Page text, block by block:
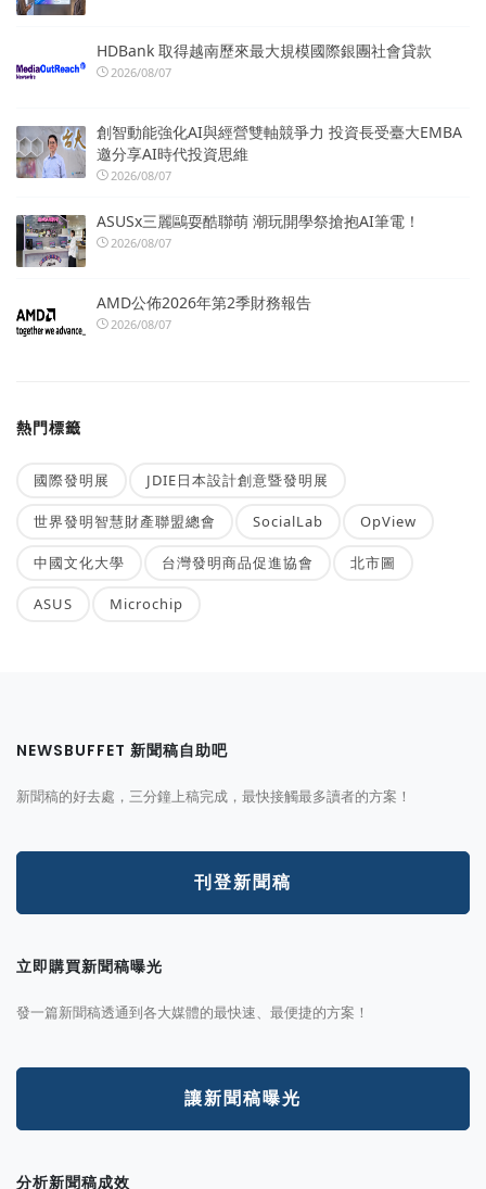
HDBank 取得越南歷來最大規模國際銀團社會貸款
2026/08/07
創智動能強化AI與經營雙軸競爭力 投資長受臺大EMBA
邀分享AI時代投資思維
2026/08/07
ASUSx三麗鷗耍酷聯萌 潮玩開學祭搶抱AI筆電！
2026/08/07
AMD公佈2026年第2季財務報告
2026/08/07
熱門標籤
國際發明展 JDIE日本設計創意暨發明展
世界發明智慧財產聯盟總會 SocialLab OpView
中國文化大學 台灣發明商品促進協會 北市圖
ASUS Microchip
NEWSBUFFET 新聞稿自助吧
新聞稿的好去處，三分鐘上稿完成，最快接觸最多讀者的方案！
刊登新聞稿
立即購買新聞稿曝光
發一篇新聞稿透通到各大媒體的最快速、最便捷的方案！
讓新聞稿曝光
分析新聞稿成效